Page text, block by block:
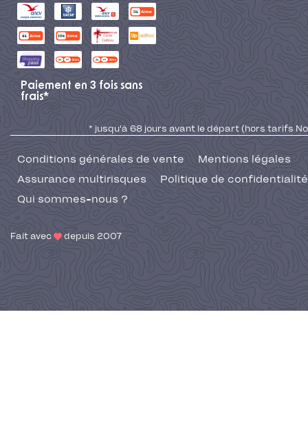
Paiement en 3 fois sans
frais*
* jusqu'à 68 jours avant le départ (hors tarifs No
Conditions générales de vente
Mentions légales
Assurance multirisques
Politique de confidentialité
Qui sommes-nous ?
Fait avec depuis 2007